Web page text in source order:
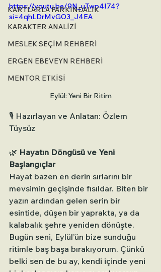
KARTLARLA FARKINDALIK
KARAKTER ANALİZİ
MESLEK SEÇİM REHBERİ
ERGEN EBEVEYN REHBERİ
MENTOR ETKİSİ
https://youtu.be/9N_uTwp4I74?
si=4qhLDrMvGO3_J4EA
Eylül: Yeni Bir Ritim
🎙️ Hazırlayan ve Anlatan: Özlem
Tüysüz
🌿 Hayatın Döngüsü ve Yeni
Başlangıçlar
Hayat bazen en derin sırlarını bir
mevsimin geçişinde fısıldar. Biten bir
yazın ardından gelen serin bir
esintide, düşen bir yaprakta, ya da
kalabalık şehre yeniden dönüşte.
Bugün seni, Eylül’ün bize sunduğu
ritimle baş başa bırakıyorum. Çünkü
belki sen de bu ay, kendi içinde yeni